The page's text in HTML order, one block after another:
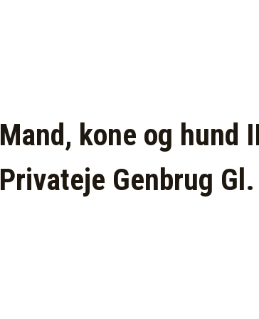
Mand, kone og hund
Privateje Genbrug